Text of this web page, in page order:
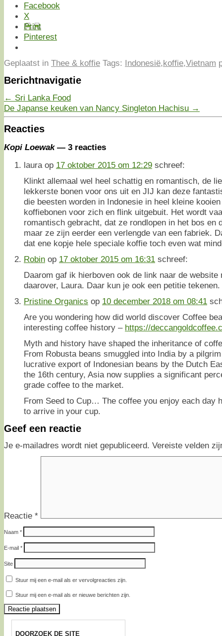
Facebook
X
Print
Pinterest
Geplaatst in Thee & koffie Tags: Indonesië,koffie,Vietnam
Berichtnavigatie
← Sri Lanka Food
De Japanse keuken van Nancy Singleton Hachisu →
Reacties
Kopi Loewak— 3 reacties
laura op 17 oktober 2015 om 12:29 schreef:
Klinkt allemaal wel heel schattig en romantisch, de
lekkerste bonen voor ons uit en JIJ kan deze
die beesten worden in Indonesie in heel kleine
koffiebonen voor zich en flink uitgebuit. Het wordt
romantisch gebracht, dat ze rondlopen in het bos en
maar ze zijn eerder een verlengde van een fabriek.
dat ene kopje hele speciale koffie toch even wat
Robin op 17 oktober 2015 om 16:31 schreef:
Daarom gaf ik hierboven ook de link naar de website
daarover, Laura. Daar kun je ook een petitie tekenen.
Pristine Organics op 10 december 2018 om 08:41
Are you wondering how did world discover Coffee
interesting coffee history – https://
Myth and history have shaped the inheritance of
From Robusta beans smuggled into India by a
lucrative export of Indonesian beans by the Dutch
the 16th century, Asia now supplies a significant
grade coffee to the market.
From Seed to Cup… The coffee you enjoy each day
to arrive in your cup.
Geef een reactie
Je e-mailadres wordt niet gepubliceerd. Vereiste velden
Reactie *
Naam *
E-mail *
Site
Stuur mij een e-mail als er vervolgreacties zijn.
Stuur mij een e-mail als er nieuwe berichten zijn.
DOORZOEK DE SITE